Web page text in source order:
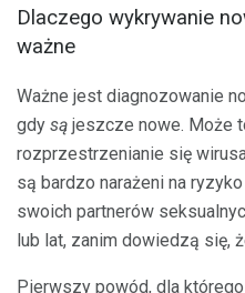
Dlaczego wykrywanie
ważne
Ważne jest diagnozowanie
gdy są jeszcze nowe. Może
rozprzestrzenianie się
są bardzo narażeni na
swoich partnerów
lub lat, zanim dowiedzą się,
Pierwszy powód, dla